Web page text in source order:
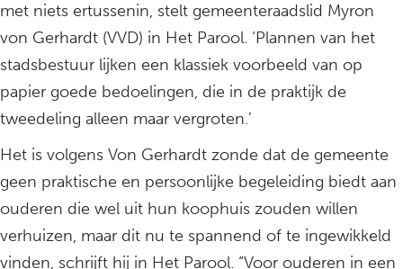
met niets ertussenin, stelt gemeenteraadslid Myron
von Gerhardt (VVD) in Het Parool. ‘Plannen van het
stadsbestuur lijken een klassiek voorbeeld van op
papier goede bedoelingen, die in de praktijk de
tweedeling alleen maar vergroten.’
Het is volgens Von Gerhardt zonde dat de gemeente
geen praktische en persoonlijke begeleiding biedt aan
ouderen die wel uit hun koophuis zouden willen
verhuizen, maar dit nu te spannend of te ingewikkeld
vinden, schrijft hij in Het Parool. “Voor ouderen in een